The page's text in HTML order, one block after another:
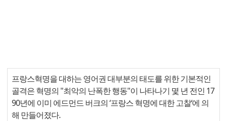
프랑스혁명을 대하는 영어권 대부분의 태도를 위한 기본적인
골격은 혁명의 "최악의 난폭한 행동"이 나타나기 몇 년 전인 17
90년에 이미 에드먼드 버크의 ‘프랑스 혁명에 대한 고찰‘에 의
해 만들어졌다.